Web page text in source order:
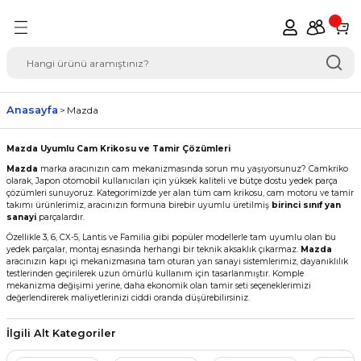
Seçimi Oto Yedek
Anasayfa Mazda
Mazda Uyumlu Cam Krikosu ve Tamir Çözümleri
Mazda marka aracınızın cam mekanizmasında sorun mu yaşıyorsunuz? Camkriko
olarak, Japon otomobil kullanıcıları için yüksek kaliteli ve bütçe dostu yedek parça
çözümleri sunuyoruz. Kategorimizde yer alan tüm cam krikosu, cam motoru ve tamir
takımı ürünlerimiz, aracınızın formuna birebir uyumlu üretilmiş birinci sınıf yan
sanayi parçalardır.
Özellikle 3, 6, CX-5, Lantis ve Familia gibi popüler modellerle tam uyumlu olan bu
yedek parçalar, montaj esnasında herhangi bir teknik aksaklık çıkarmaz. Mazda
aracınızın kapı içi mekanizmasına tam oturan yan sanayi sistemlerimiz, dayanıklılık
testlerinden geçirilerek uzun ömürlü kullanım için tasarlanmıştır. Komple
mekanizma değişimi yerine, daha ekonomik olan tamir seti seçeneklerimizi
değerlendirerek maliyetlerinizi ciddi oranda düşürebilirsiniz.
İlgili Alt Kategoriler